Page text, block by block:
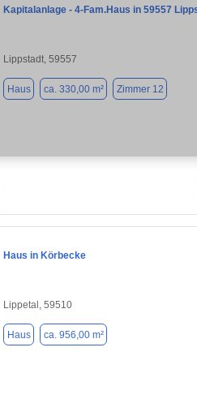
Kapitalanlage - 4-Fam.Haus in 59557
Lippstadt, 59557
Haus ca. 330,00 m² Zimmer 12
Haus in Körbecke
Lippetal, 59510
Haus ca. 956,00 m²